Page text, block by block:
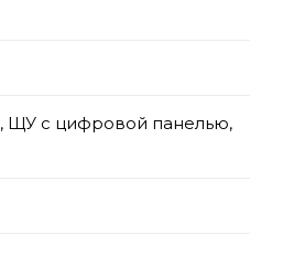
ЩУ с цифровой панелью,